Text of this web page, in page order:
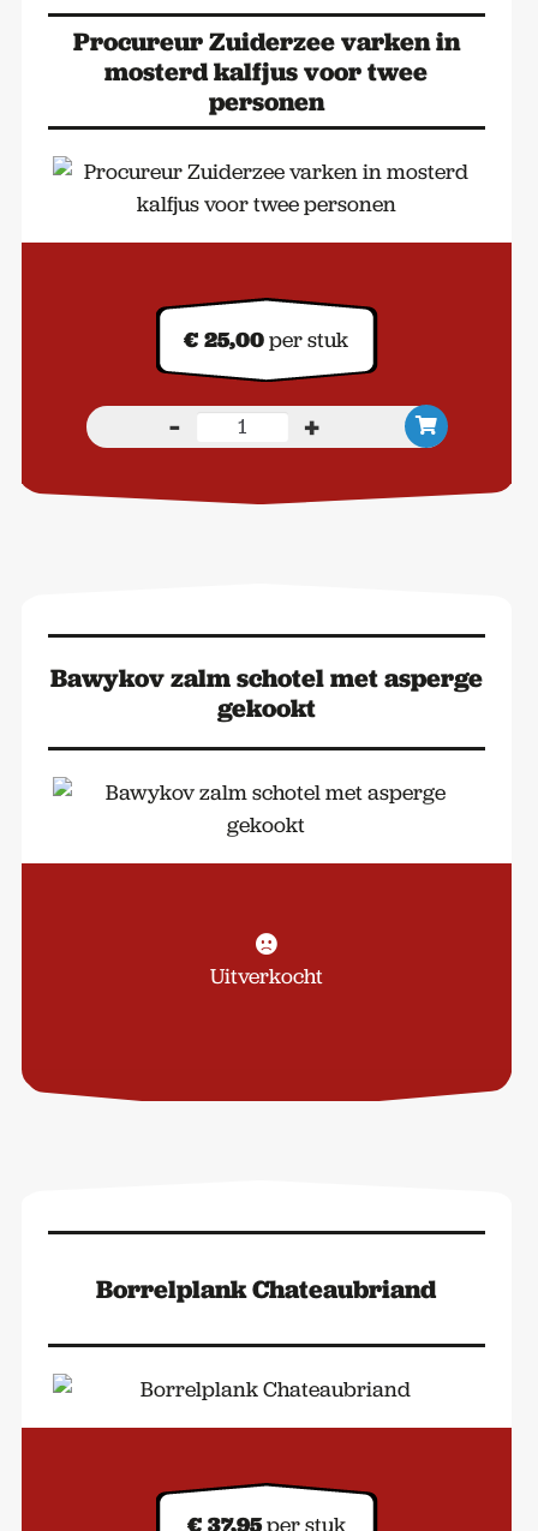
Procureur Zuiderzee varken in
mosterd kalfjus voor twee
personen
€ 25,00per stuk
-
Procureur
personen
aantal
+
Bawykov zalm schotel met asperge
gekookt
Uitverkocht
Borrelplank Chateaubriand
€ 37,95per stuk